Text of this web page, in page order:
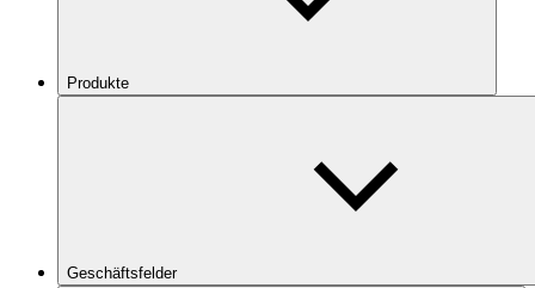
Produkte
Geschäftsfelder